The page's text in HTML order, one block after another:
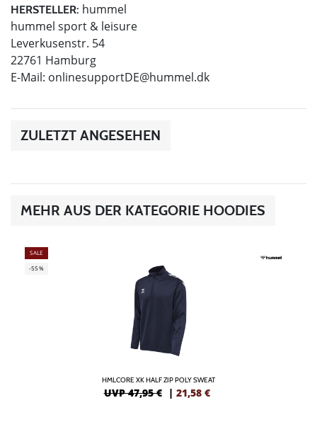
HERSTELLER: hummel
hummel sport & leisure
Leverkusenstr. 54
22761 Hamburg
E-Mail: onlinesupportDE@hummel.dk
ZULETZT ANGESEHEN
MEHR AUS DER KATEGORIE HOODIES
SALE
-55%
HMLCORE XK HALF ZIP POLY SWEAT
UVP 47,95 € | 21,58 €